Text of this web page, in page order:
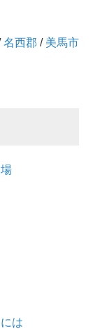
名西郡 / 美馬市
は